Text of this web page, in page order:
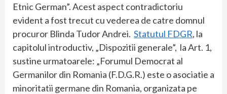
Etnic German”. Acest aspect contradictoriu
evident a fost trecut cu vederea de catre domnul
procuror Blinda Tudor Andrei. Statutul FDGR, la
capitolul introductiv, „Dispozitii generale”, la Art. 1,
sustine urmatoarele: „Forumul Democrat al
Germanilor din Romania (F.D.G.R.) este o asociatie a
minoritatii germane din Romania, organizata pe